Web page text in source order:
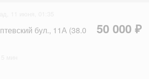
бул., 11А (38.0
50 000 ₽